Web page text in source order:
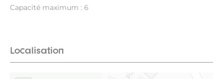
Capacité maximum : 6
Localisation